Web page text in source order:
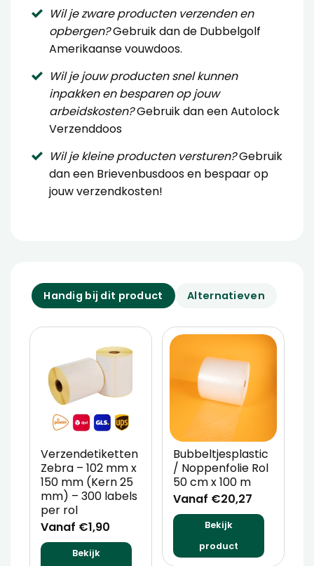
Wil je zware producten verzenden en
opbergen?Gebruik dan de Dubbelgolf
Amerikaanse vouwdoos.
Wil je jouw producten snel kunnen
inpakken en besparen op jouw
arbeidskosten?Gebruik dan eenAutolock
Verzenddoos
Wil je kleine producten versturen?Gebruik
dan een Brievenbusdoosen bespaar op
jouw verzendkosten!
Handig bij dit product Alternatieven
Verzendetiketten
Zebra – 102 mm x
150 mm (Kern 25
mm) – 300 labels
per rol
Vanaf €1,90
Bekijk
Bubbeltjesplastic
/ Noppenfolie Rol
50 cm x 100 m
Vanaf €20,27
Bekijk
product